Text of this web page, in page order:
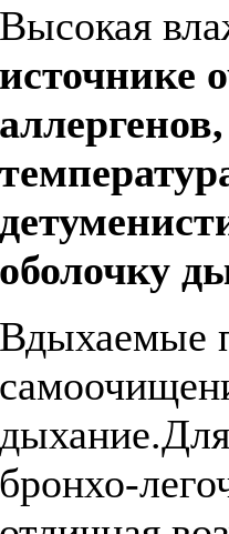
Высокая
источнике
оболочку
Вдыхаемые
бронхо-